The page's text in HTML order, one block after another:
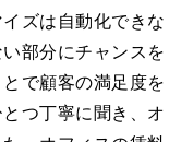
ズは自動化できな
部分にチャンスを
で顧客の満足度を
つ丁寧に聞き、オ